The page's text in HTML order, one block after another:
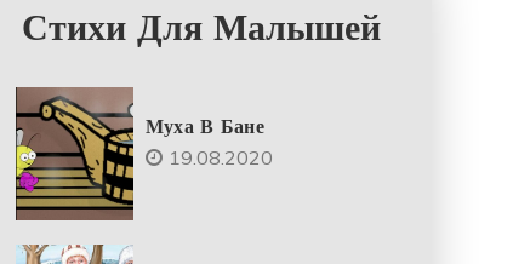
Стихи Для Малышей
Муха В Бане
19.08.2020